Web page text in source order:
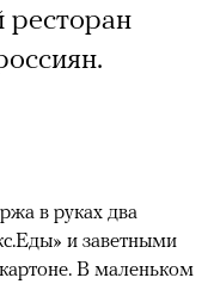
ресторан
в руках два
и заветными
В маленьком